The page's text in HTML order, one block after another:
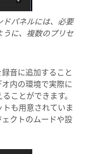
パネルには、必要
に、複数のプリセ
音に追加すること
内の環境で実際に
ことができます。
も用意されていま
クトのムードや設